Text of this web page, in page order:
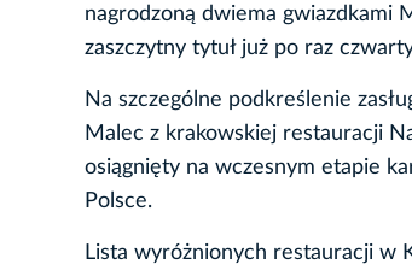
nagrodzoną dwiema gwiazdkami
zaszczytny tytuł już po raz
Na szczególne podkreślenie
Malec z krakowskiej restauracji
osiągnięty na wczesnym etapie
Polsce.
Lista wyróżnionych restauracji w